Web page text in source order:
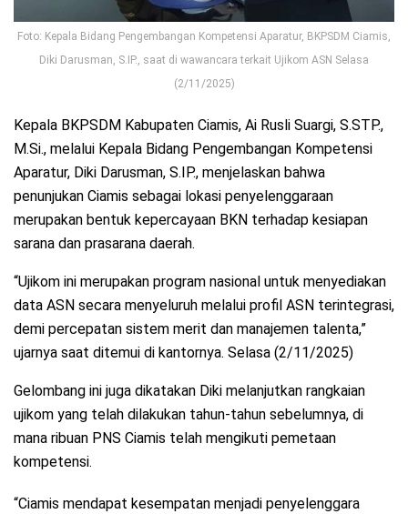
Foto: Kepala Bidang Pengembangan Kompetensi Aparatur, BKPSDM Ciamis,
Diki Darusman, S.IP., saat di wawancara terkait Ujikom ASN Selasa
(2/11/2025)
Kepala BKPSDM Kabupaten Ciamis, Ai Rusli Suargi, S.STP.,
M.Si., melalui Kepala Bidang Pengembangan Kompetensi
Aparatur, Diki Darusman, S.IP., menjelaskan bahwa
penunjukan Ciamis sebagai lokasi penyelenggaraan
merupakan bentuk kepercayaan BKN terhadap kesiapan
sarana dan prasarana daerah.
“Ujikom ini merupakan program nasional untuk menyediakan
data ASN secara menyeluruh melalui profil ASN terintegrasi,
demi percepatan sistem merit dan manajemen talenta,”
ujarnya saat ditemui di kantornya. Selasa (2/11/2025)
Gelombang ini juga dikatakan Diki melanjutkan rangkaian
ujikom yang telah dilakukan tahun-tahun sebelumnya, di
mana ribuan PNS Ciamis telah mengikuti pemetaan
kompetensi.
“Ciamis mendapat kesempatan menjadi penyelenggara